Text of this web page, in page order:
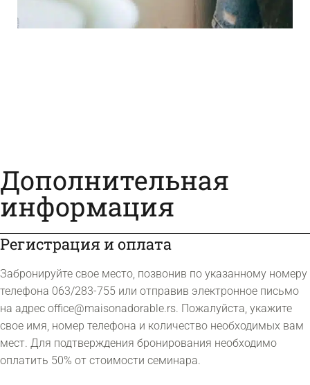
Дополнительная
информация
Регистрация и оплата
Забронируйте свое место, позвонив по указанному номеру
телефона 063/283-755 или отправив электронное письмо
на адрес office@maisonadorable.rs. Пожалуйста, укажите
свое имя, номер телефона и количество необходимых вам
мест. Для подтверждения бронирования необходимо
оплатить 50% от стоимости семинара.